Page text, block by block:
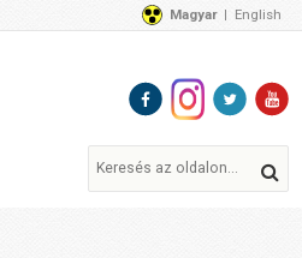
Magyar English